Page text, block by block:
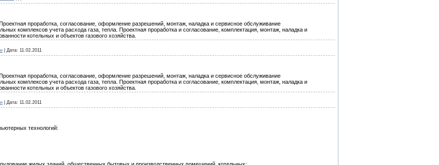
проработка, согласование, оформление разрешений, монтаж, наладка и сервисное обслуживание
комплексов учета расхода газа, тепла. Проектная проработка и согласование, комплектация, монтаж, наладка и
котельных и объектов газового хозяйства.
Дата: 11.02.2011
проработка, согласование, оформление разрешений, монтаж, наладка и сервисное обслуживание
комплексов учета расхода газа, тепла. Проектная проработка и согласование, комплектация, монтаж, наладка и
котельных и объектов газового хозяйства.
Дата: 11.02.2011
технологий: